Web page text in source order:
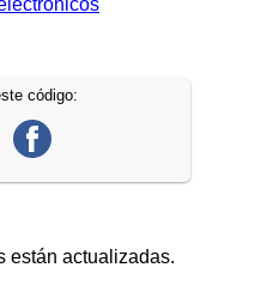
código:
están actualizadas.